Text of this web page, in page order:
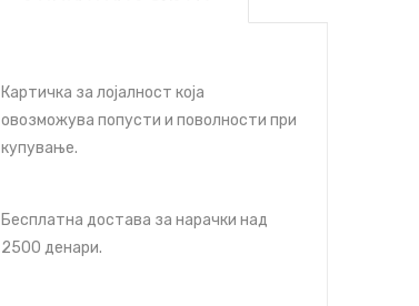
Картичка за лојалност која
овозможува попусти и поволности при
купување.
Бесплатна достава за нарачки над
2500 денари.